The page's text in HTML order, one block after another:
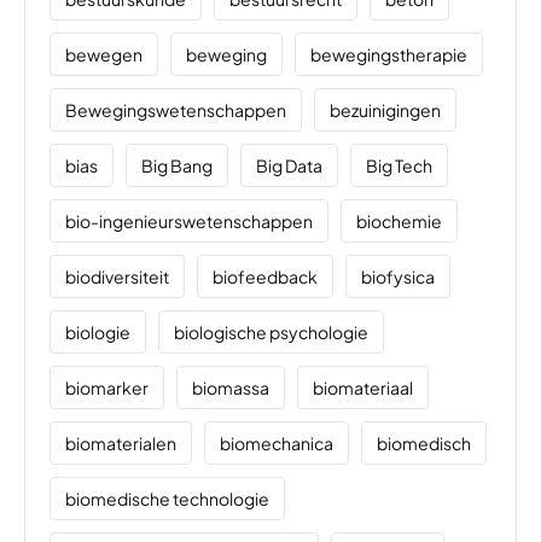
bewegen beweging bewegingstherapie
Bewegingswetenschappen bezuinigingen
bias Big Bang Big Data Big Tech
bio-ingenieurswetenschappen biochemie
biodiversiteit biofeedback biofysica
biologie biologische psychologie
biomarker biomassa biomateriaal
biomaterialen biomechanica biomedisch
biomedische technologie